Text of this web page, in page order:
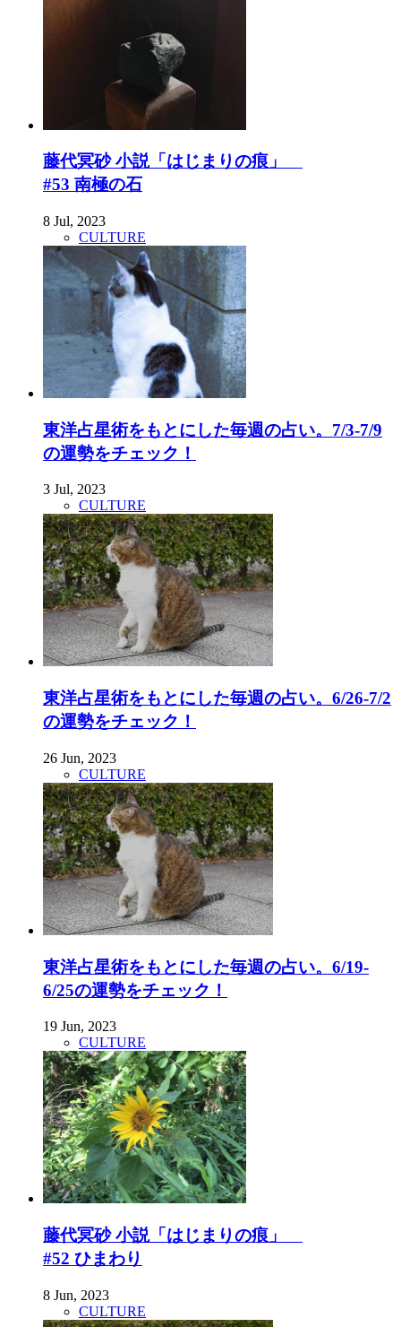
藤代冥砂 小説「はじまりの痕」
#53 南極の石
8 Jul, 2023
CULTURE
東洋占星術をもとにした毎週の占い。7/3-7/9
の運勢をチェック！
3 Jul, 2023
CULTURE
東洋占星術をもとにした毎週の占い。6/26-7/2
の運勢をチェック！
26 Jun, 2023
CULTURE
東洋占星術をもとにした毎週の占い。6/19-
6/25の運勢をチェック！
19 Jun, 2023
CULTURE
藤代冥砂 小説「はじまりの痕」
#52 ひまわり
8 Jun, 2023
CULTURE